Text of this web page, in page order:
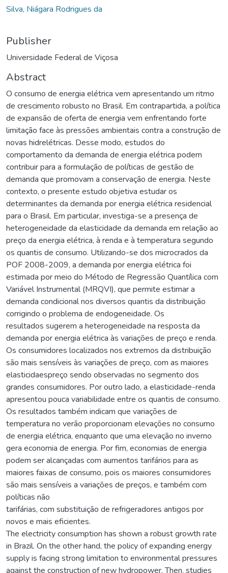
Silva, Niágara Rodrigues da
Publisher
Universidade Federal de Viçosa
Abstract
O consumo de energia elétrica vem apresentando um ritmo
de crescimento robusto no Brasil. Em contrapartida, a política
de expansão de oferta de energia vem enfrentando forte
limitação face às pressões ambientais contra a construção de
novas hidrelétricas. Desse modo, estudos do
comportamento da demanda de energia elétrica podem
contribuir para a formulação de políticas de gestão de
demanda que promovam a conservação de energia. Neste
contexto, o presente estudo objetiva estudar os
determinantes da demanda por energia elétrica residencial
para o Brasil. Em particular, investiga-se a presença de
heterogeneidade da elasticidade da demanda em relação ao
preço da energia elétrica, à renda e à temperatura segundo
os quantis de consumo. Utilizando-se dos microcrados da
POF 2008-2009, a demanda por energia elétrica foi
estimada por meio do Método de Regressão Quantílica com
Variável Instrumental (MRQVI), que permite estimar a
demanda condicional nos diversos quantis da distribuição
corrigindo o problema de endogeneidade. Os
resultados sugerem a heterogeneidade na resposta da
demanda por energia elétrica às variações de preço e renda.
Os consumidores localizados nos extremos da distribuição
são mais sensíveis às variações de preço, com as maiores
elasticidaespreço sendo observadas no segmento dos
grandes consumidores. Por outro lado, a elasticidade-renda
apresentou pouca variabilidade entre os quantis de consumo.
Os resultados também indicam que variações de
temperatura no verão proporcionam elevações no consumo
de energia elétrica, enquanto que uma elevação no inverno
gera economia de energia. Por fim, economias de energia
podem ser alcançadas com aumentos tarifários para as
maiores faixas de consumo, pois os maiores consumidores
são mais sensíveis a variações de preços, e também com
políticas não
tarifárias, com substituição de refrigeradores antigos por
novos e mais eficientes.
The electricity consumption has shown a robust growth rate
in Brazil. On the other hand, the policy of expanding energy
supply is facing strong limitation to environmental pressures
against the construction of new hydropower. Then, studies